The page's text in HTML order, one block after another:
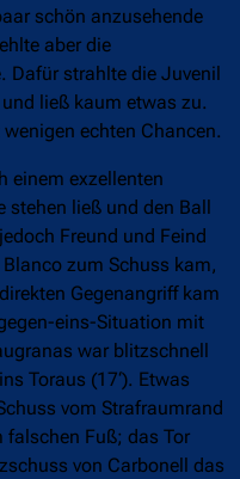
schön anzusehende
aber die
Dafür strahlte die Juvenil
ließ kaum etwas zu.
echten Chancen.
einem exzellenten
ließ und den Ball
Freund und Feind
zum Schuss kam,
Gegenangriff kam
eins-Situation mit
war blitzschnell
Toraus (17‘). Etwas
vom Strafraumrand
falschen Fuß; das Tor
von Carbonell das